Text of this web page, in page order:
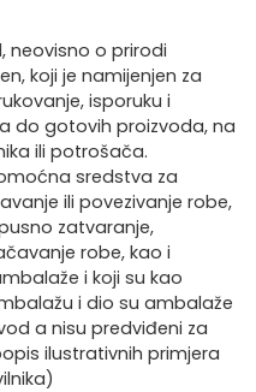
neovisno o prirodi
koji je namijenjen za
isporuku i
do gotovih proizvoda, na
ili potrošača.
sredstva za
ili povezivanje robe,
zatvaranje,
robe, kao i
i koji su kao
i dio su ambalaže
a nisu predviđeni za
ilustrativnih primjera